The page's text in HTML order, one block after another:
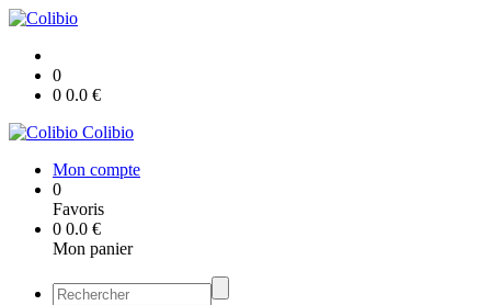
0
0 0.0 €
Colibio
Mon compte
0
Favoris
0 0.0 €
Mon panier